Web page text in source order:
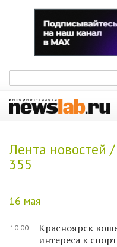
Лента новостей
355
16 мая
10:00
Красноярск
интереса к